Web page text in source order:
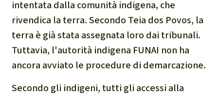
intentata dalla comunità indigena, che
rivendica la terra. Secondo Teia dos Povos, la
terra è già stata assegnata loro dai tribunali.
Tuttavia, l'autorità indigena FUNAI non ha
ancora avviato le procedure di demarcazione.
Secondo gli indigeni, tutti gli accessi alla